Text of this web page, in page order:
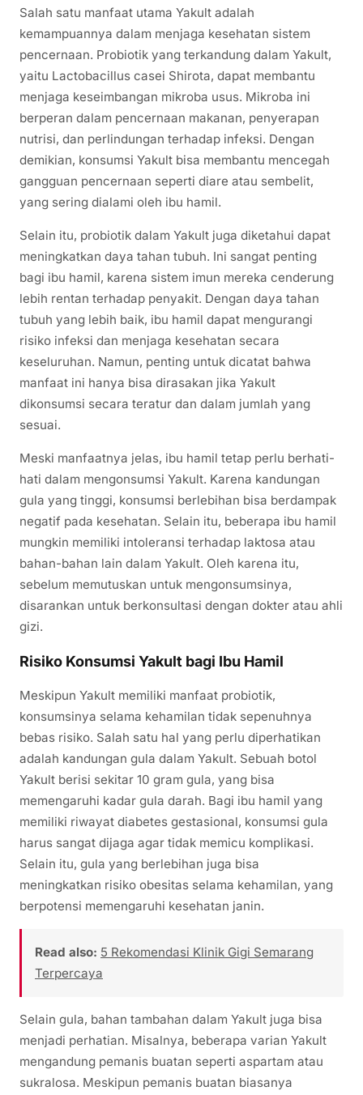
Salah satu manfaat utama Yakult adalah
kemampuannya dalam menjaga kesehatan sistem
pencernaan. Probiotik yang terkandung dalam Yakult,
yaitu Lactobacillus casei Shirota, dapat membantu
menjaga keseimbangan mikroba usus. Mikroba ini
berperan dalam pencernaan makanan, penyerapan
nutrisi, dan perlindungan terhadap infeksi. Dengan
demikian, konsumsi Yakult bisa membantu mencegah
gangguan pencernaan seperti diare atau sembelit,
yang sering dialami oleh ibu hamil.
Selain itu, probiotik dalam Yakult juga diketahui dapat
meningkatkan daya tahan tubuh. Ini sangat penting
bagi ibu hamil, karena sistem imun mereka cenderung
lebih rentan terhadap penyakit. Dengan daya tahan
tubuh yang lebih baik, ibu hamil dapat mengurangi
risiko infeksi dan menjaga kesehatan secara
keseluruhan. Namun, penting untuk dicatat bahwa
manfaat ini hanya bisa dirasakan jika Yakult
dikonsumsi secara teratur dan dalam jumlah yang
sesuai.
Meski manfaatnya jelas, ibu hamil tetap perlu berhati-
hati dalam mengonsumsi Yakult. Karena kandungan
gula yang tinggi, konsumsi berlebihan bisa berdampak
negatif pada kesehatan. Selain itu, beberapa ibu hamil
mungkin memiliki intoleransi terhadap laktosa atau
bahan-bahan lain dalam Yakult. Oleh karena itu,
sebelum memutuskan untuk mengonsumsinya,
disarankan untuk berkonsultasi dengan dokter atau ahli
gizi.
Risiko Konsumsi Yakult bagi Ibu Hamil
Meskipun Yakult memiliki manfaat probiotik,
konsumsinya selama kehamilan tidak sepenuhnya
bebas risiko. Salah satu hal yang perlu diperhatikan
adalah kandungan gula dalam Yakult. Sebuah botol
Yakult berisi sekitar 10 gram gula, yang bisa
memengaruhi kadar gula darah. Bagi ibu hamil yang
memiliki riwayat diabetes gestasional, konsumsi gula
harus sangat dijaga agar tidak memicu komplikasi.
Selain itu, gula yang berlebihan juga bisa
meningkatkan risiko obesitas selama kehamilan, yang
berpotensi memengaruhi kesehatan janin.
Read also: 5 Rekomendasi Klinik Gigi Semarang
Terpercaya
Selain gula, bahan tambahan dalam Yakult juga bisa
menjadi perhatian. Misalnya, beberapa varian Yakult
mengandung pemanis buatan seperti aspartam atau
sukralosa. Meskipun pemanis buatan biasanya